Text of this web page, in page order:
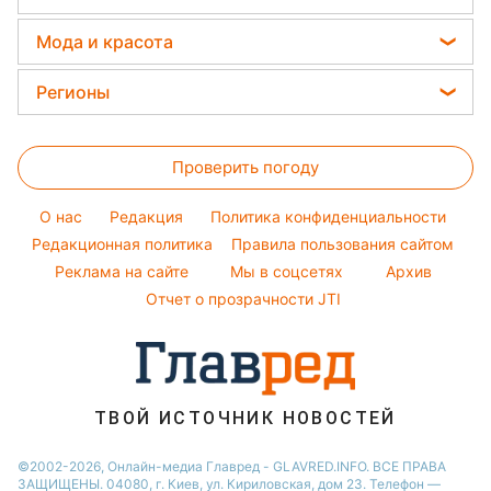
Елена Зеленская
Ани Лорак
Кейт Миддлтон
Виталий Козловский
Погода на сегодня
Погода на завтра
Пылевая буря
Уборка
Авто
Стирка
Цены на продукты
Денежная помощь
Тарифы
Курс валют
Мода и красота
Женские стрижки
Окрашивание волос
Красивый маникюр
Модные ошибки
Новости моды
Советы от Андре Тана
Регионы
Новости Полтавы
Новости Сум
Новости Черкассы
Новости Львова
Новости Ровно
Новости Днепра
Новости Запорожья
Новости Тернополя
Новости Одессы
Проверить погоду
O нас Редакция
Политика конфиденциальности
Редакционная политика
Правила пользования сайтом
Реклама на сайте
Мы в соцсетях
Архив
Отчет о прозрачности JTI
ТВОЙ ИСТОЧНИК НОВОСТЕЙ
©2002-2026, Онлайн-медиа Главред - GLAVRED.INFO. ВСЕ ПРАВА
ЗАЩИЩЕНЫ. 04080, г. Киев, ул. Кириловская, дом 23. Телефон —